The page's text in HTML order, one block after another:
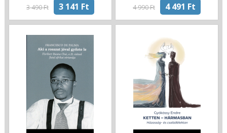
3 490 Ft 3 141 Ft 4 990 Ft 4 491 Ft